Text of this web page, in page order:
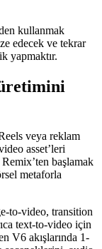
kullanmak
edecek ve tekrar
yapmaktır.
veya reklam
asset’leri
başlamak
metaforla
to-video, transition
text-to-video için
V6 akışlarında 1-